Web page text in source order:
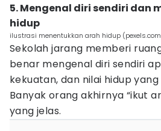
5. Mengenal diri sendiri dan
hidup
ilustrasi menentukkan arah hidup
Sekolah jarang memberi
benar mengenal diri sendiri
kekuatan, dan nilai hidup yang
Banyak orang akhirnya “ikut
yang jelas.